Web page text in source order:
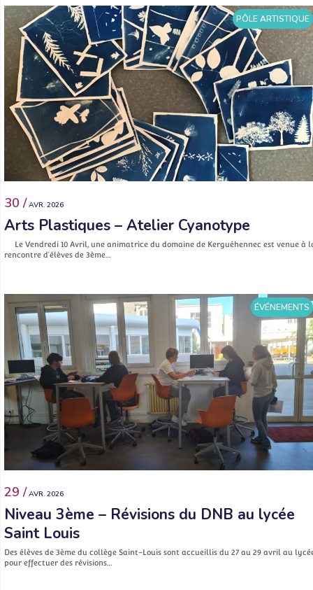
PÔLE ARTISTIQUE
30 / AVR. 2026
Arts Plastiques – Atelier Cyanotype
Le Vendredi 10 Avril, une animatrice du domaine de Kerguéhennec est venue à
rencontre d’élèves de 3ème…
ÉVÉNEMENTS
29 / AVR. 2026
Niveau 3ème – Révisions du DNB au lycée
Saint Louis
Des élèves de 3ème du collège Saint-Louis sont accueillis du 27 au 29 avril au
pour effectuer des révisions…